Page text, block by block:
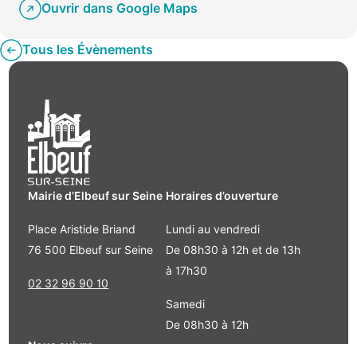
Ouvrir dans Google Maps
Tous les Évènements
Mairie d’Elbeuf sur Seine
Place Aristide Briand
76 500 Elbeuf sur Seine
02 32 96 90 10
Horaires d’ouverture
Lundi au vendredi
De 08h30 à 12h et de 13h
à 17h30
Samedi
De 08h30 à 12h